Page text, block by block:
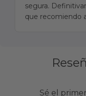
segura.
que recomiendo
Sé el